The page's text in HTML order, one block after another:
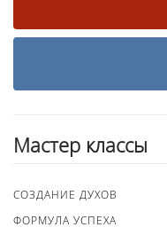
Мастер классы
СОЗДАНИЕ ДУХОВ
ФОРМУЛА УСПЕХА